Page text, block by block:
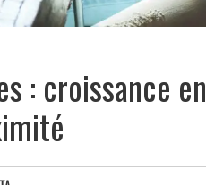
: croissance